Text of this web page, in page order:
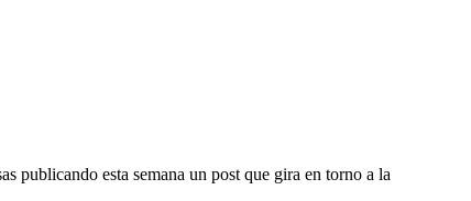
publicando esta semana un post que gira en torno a la